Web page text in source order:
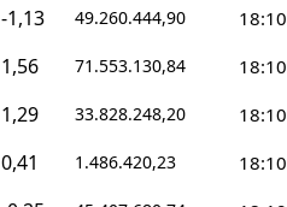
-1,13 49.260.444,90 18:10
1,56 71.553.130,84 18:10
1,29 33.828.248,20 18:10
0,41 1.486.420,23 18:10